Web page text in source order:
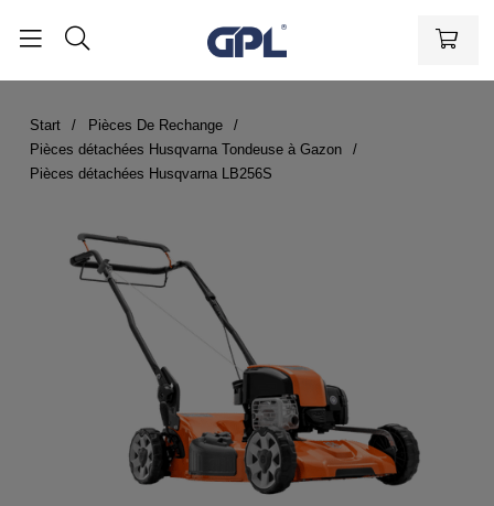
Start
Pièces De Rechange
Pièces détachées Husqvarna Tondeuse à Gazon
Pièces détachées Husqvarna LB256S